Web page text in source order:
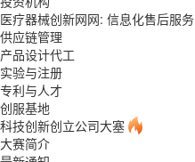
医疗器械创新网网: 信息化售后服务
供应链管理
产品设计代工
实验与注册
专利与人才
创服基地
科技创新创立公司大塞
大赛简介